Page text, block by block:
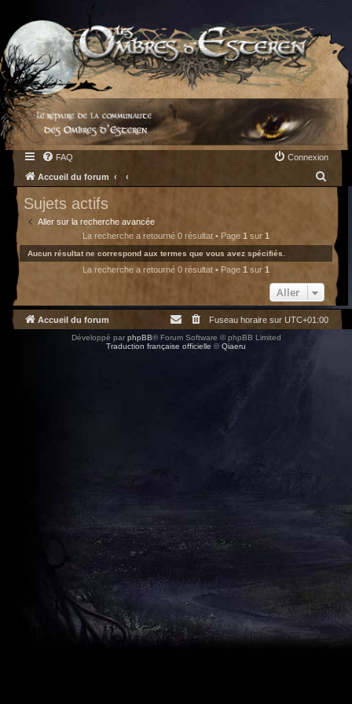
FAQ Connexion
Accueil du forum
h
Sujets actifs
Aller sur la recherche avancée
La recherche a retourné 0 résultat • Page 1 sur 1
Aucun résultat ne correspond aux termes que vous avez spécifiés.
La recherche a retourné 0 résultat • Page 1 sur 1
Aller
Accueil du forum Fuseau horaire sur UTC+01:00
Développé par phpBB® Forum Software © phpBB Limited
Traduction française officielle ©Qiaeru